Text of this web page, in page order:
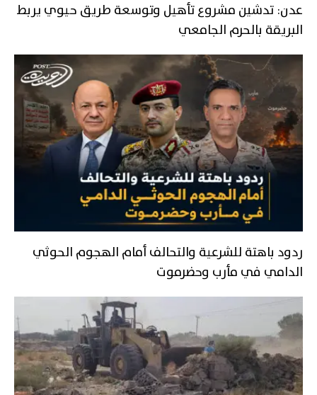
عدن: تدشين مشروع تأهيل وتوسعة طريق حيوي يربط
البريقة بالحرم الجامعي
ردود باهتة للشرعية والتحالف أمام الهجوم الحوثي
الدامي في مأرب وحضرموت